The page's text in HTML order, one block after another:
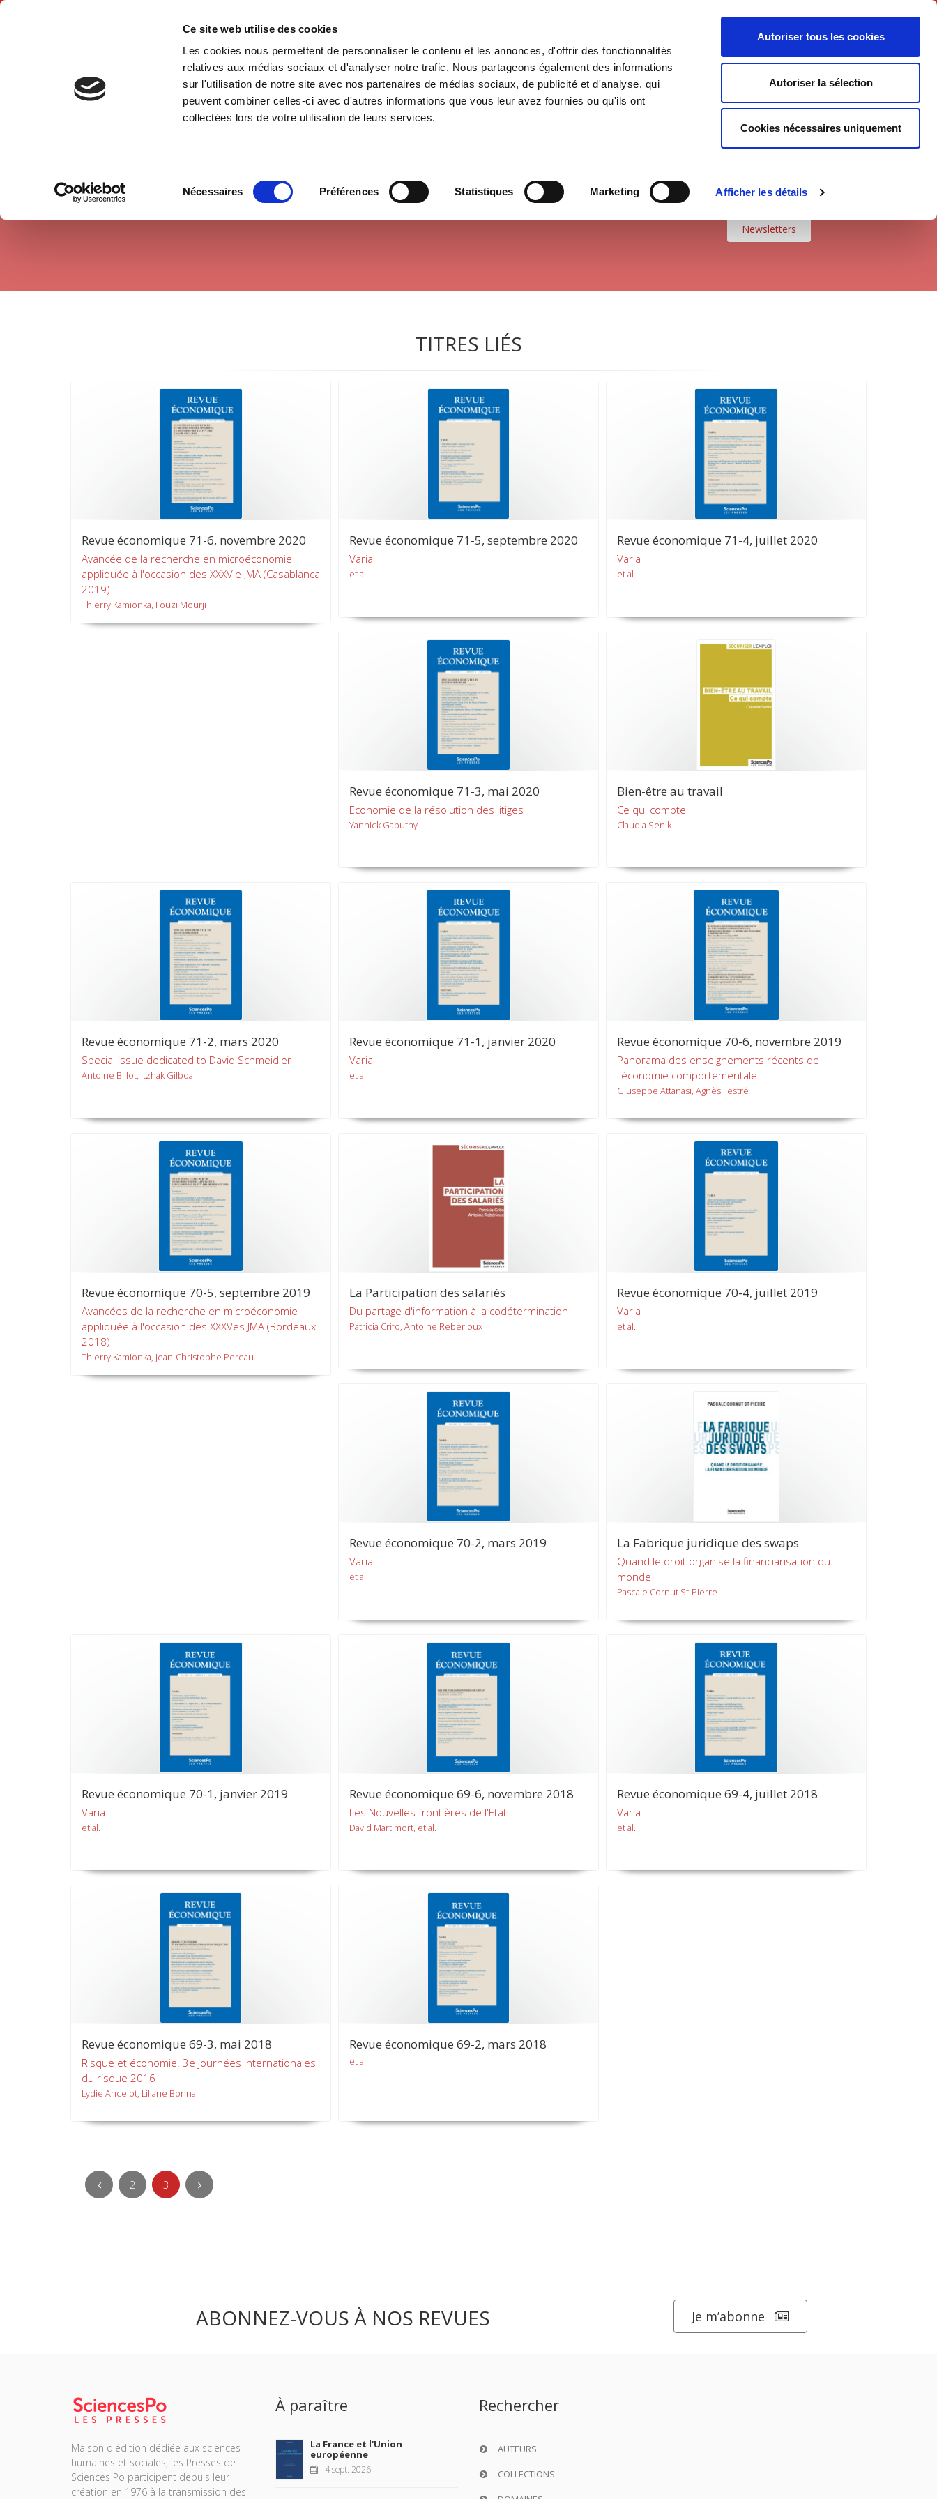
Ce site web utilise des cookies
Les cookies nous permettent de personnaliser le contenu et les annonces, d'offrir des fonctionnalités
relatives aux médias sociaux et d'analyser notre trafic. Nous partageons également des informations
sur l'utilisation de notre site avec nos partenaires de médias sociaux, de publicité et d'analyse, qui
peuvent combiner celles-ci avec d'autres informations que vous leur avez fournies ou qu'ils ont
collectées lors de votre utilisation de leurs services.
Nécessaires Préférences Statistiques Marketing Afficher les détails
Autoriser tous les cookies
Autoriser la sélection
Cookies nécessaires uniquement
Français
Accueil Environnement Histoire International Politique Société
Accueil Economie politique Economie internationale
ECONOMIE INTERNATIONALE
Newsletters
TITRES LIÉS
Revue économique 71-6, novembre 2020
Avancée de la recherche en microéconomie
appliquée à l'occasion des XXXVIe JMA (Casablanca
2019)
Thierry Kamionka, Fouzi Mourji
Revue économique 71-5, septembre 2020
Varia
et al.
Revue économique 71-4, juillet 2020
Varia
et al.
Revue économique 71-3, mai 2020
Economie de la résolution des litiges
Yannick Gabuthy
Bien-être au travail
Ce qui compte
Claudia Senik
Revue économique 71-2, mars 2020
Special issue dedicated to David Schmeidler
Antoine Billot, Itzhak Gilboa
Revue économique 71-1, janvier 2020
Varia
et al.
Revue économique 70-6, novembre 2019
Panorama des enseignements récents de
l'économie comportementale
Giuseppe Attanasi, Agnès Festré
Revue économique 70-5, septembre 2019
Avancées de la recherche en microéconomie
appliquée à l'occasion des XXXVes JMA (Bordeaux
2018)
Thierry Kamionka, Jean-Christophe Pereau
La Participation des salariés
Du partage d'information à la codétermination
Patricia Crifo, Antoine Rebérioux
Revue économique 70-4, juillet 2019
Varia
et al.
Revue économique 70-2, mars 2019
Varia
et al.
La Fabrique juridique des swaps
Quand le droit organise la financiarisation du
monde
Pascale Cornut St-Pierre
Revue économique 70-1, janvier 2019
Varia
et al.
Revue économique 69-6, novembre 2018
Les Nouvelles frontières de l'Etat
David Martimort, et al.
Revue économique 69-4, juillet 2018
Varia
et al.
Revue économique 69-3, mai 2018
Risque et économie. 3e journées internationales
du risque 2016
Lydie Ancelot, Liliane Bonnal
Revue économique 69-2, mars 2018
et al.
2 3
ABONNEZ-VOUS À NOS REVUES Je m’abonne
Maison d'édition dédiée aux sciences
humaines et sociales, les Presses de
Sciences Po participent depuis leur
création en 1976 à la transmission des
À paraître
La France et l'Union
européenne
4 sept. 2026
Rechercher
AUTEURS
COLLECTIONS